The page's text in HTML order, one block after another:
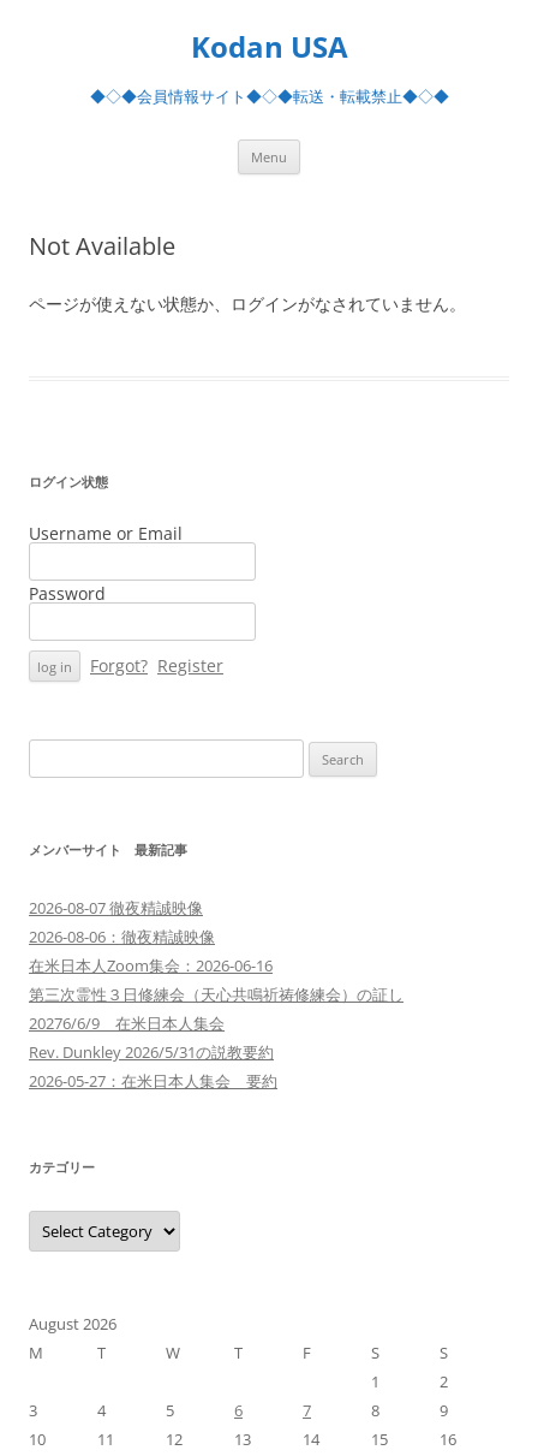
Kodan USA
◆◇◆会員情報サイト◆◇◆転送・転載禁止◆◇◆
Menu
Not Available
ページが使えない状態か、ログインがなされていません。
ログイン状態
Username or Email
Password
Forgot? Register
for:
メンバーサイト 最新記事
2026-08-07 徹夜精誠映像
2026-08-06：徹夜精誠映像
在米日本人Zoom集会：2026-06-16
第三次霊性３日修練会（天心共鳴祈祷修練会）の証し
20276/6/9 在米日本人集会
Rev. Dunkley 2026/5/31の説教要約
2026-05-27：在米日本人集会 要約
カテゴリー
カ
テ
ゴ
August 2026
M
T W T F S
S
1
2
3
4 5 6 7 8
9
10
11 12 13 14 15
16